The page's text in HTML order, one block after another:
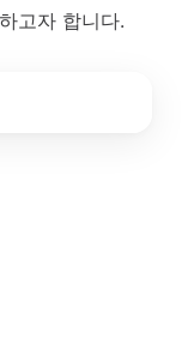
고자 합니다.